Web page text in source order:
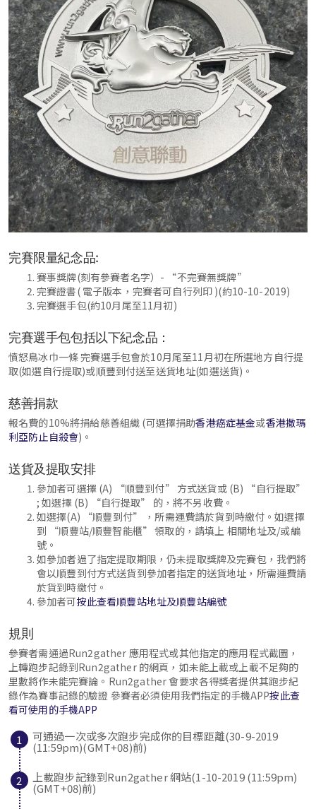
完賽限量紀念品:
賽事獎牌(刻有參賽者名字）-
“不完賽無獎牌”
完賽證書( 電子版本，完賽者可自行列印 )(約10-10-2019)
完賽選手包(約10月尾至11月初)
完賽選手包包括以下紀念品：
憤怒鳥冰巾一條 完賽選手包會於10月尾至11月初在所選地方自行提
取(如選自行提取)或順豐到付送至送貨地址(如選送貨)。
慈善捐款
報名費的10%將捐給慈善組織 (可選擇捐助香港癌症基金或香港撒瑪
利亞防止自殺會)。
送貨及提取安排
參加者可選擇 (A) “順豐到付” 方式送貨或 (B) “自行提取”
; 如選擇 (B) “自行提取” 的，將不另收費。
如選擇(A) “順豐到付” ，所需運費請於貨到時繳付。如選擇
到 “順豐站/順豐智能櫃” 領取的，請填上 相關地址及/或編
號。
如參加者過了指定提取期限，仍未提取獎牌及完賽包，我們將
會以順豐到付方式送貨到參加者指定的送貨地址，所需運費請
於貨到時繳付。
參加者可按此查看順豐站地址及順豐站編號
規則
參賽者需通過Run2gather 應用程式或其他指定的應用程式截圖，
上轉跑步記錄到Run2gather 的網頁，如未能上載或上載不足夠的
里數將作未能完賽論。Run2gather 會要求各得獎者提供其跑步紀
錄作為賽事記錄的驗證 參賽者必須使用我們指定的手機APP按此查
看可使用的手機APP
可通過一次或多次跑步完成你的目標距離(30-9-2019
(11:59pm)(GMT+08)前)
上載跑步記錄到Run2gather 網站(1-10-2019 (11:59pm)
(GMT+08)前)